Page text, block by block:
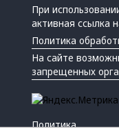
При
активная ссылка
Политика
На сайте
запрещенных
Политика